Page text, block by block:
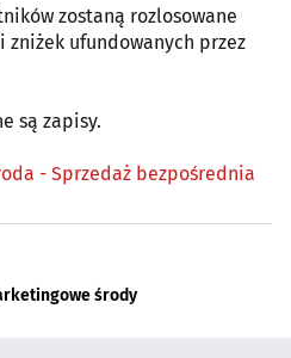
zostaną rozlosowane
zniżek ufundowanych przez
są zapisy.
- Sprzedaż bezpośrednia
środy